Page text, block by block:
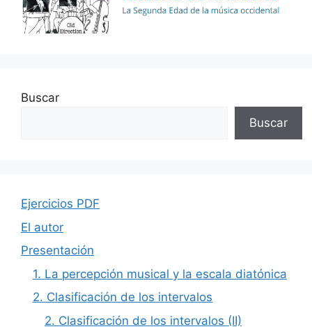
Buscar
Buscar
Ejercicios PDF
El autor
Presentación
1. La percepción musical y la escala diatónica
2. Clasificación de los intervalos
2. Clasificación de los intervalos (II)